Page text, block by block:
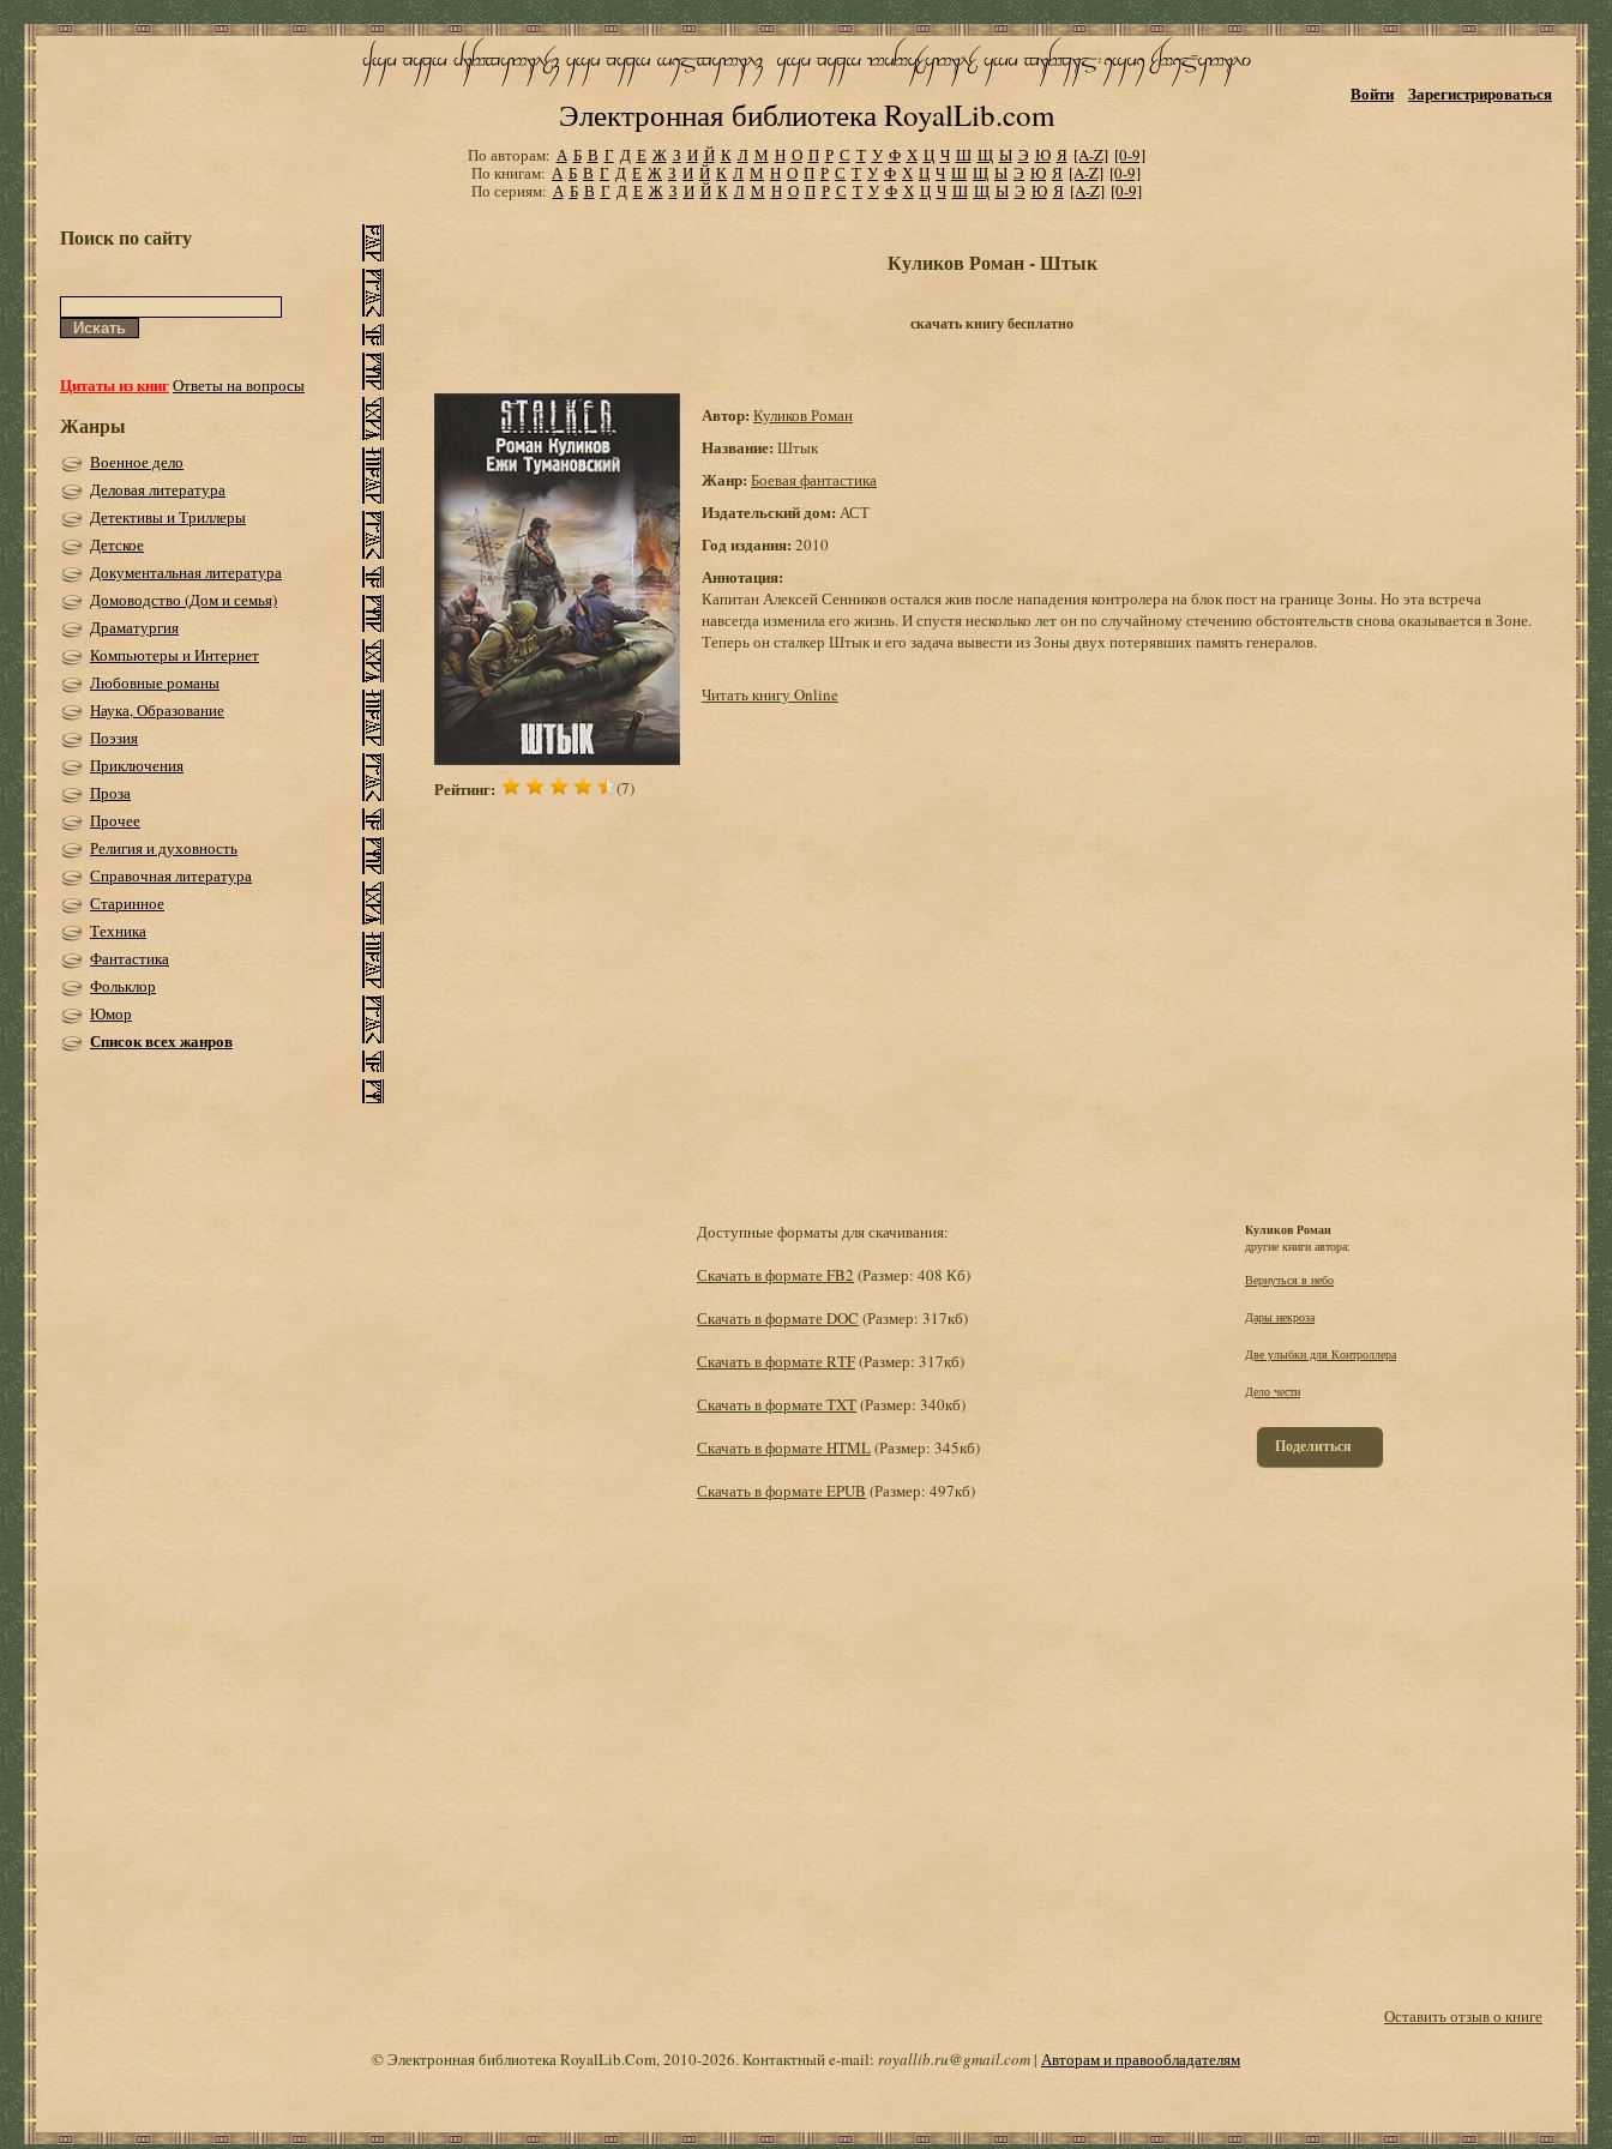
Электронная библиотека RoyalLib.com
Войти Зарегистрироваться
По авторам: А Б В Г Д Е Ж З И Й К Л М Н О П Р С Т У Ф Х Ц Ч Ш Щ Ы Э Ю Я [A-Z] [0-9]
По книгам: А Б В Г Д Е Ж З И Й К Л М Н О П Р С Т У Ф Х Ц Ч Ш Щ Ы Э Ю Я [A-Z] [0-9]
По сериям: А Б В Г Д Е Ж З И Й К Л М Н О П Р С Т У Ф Х Ц Ч Ш Щ Ы Э Ю Я [A-Z] [0-9]
Поиск по сайту
Цитаты из книгОтветы на вопросы
Жанры
Военное дело
Деловая литература
Детективы и Триллеры
Детское
Документальная литература
Домоводство (Дом и семья)
Драматургия
Компьютеры и Интернет
Любовные романы
Наука, Образование
Поэзия
Приключения
Проза
Прочее
Религия и духовность
Справочная литература
Старинное
Техника
Фантастика
Фольклор
Юмор
Список всех жанров
Куликов Роман - Штык
скачать книгу бесплатно
Рейтинг: (7)
Автор: Куликов Роман
Название: Штык
Жанр: Боевая фантастика
Издательский дом: АСТ
Год издания: 2010
Аннотация:
Капитан Алексей Сенников остался жив после нападения контролера на блок пост на границе Зоны. Но эта встреча
навсегда изменила его жизнь. И спустя несколько лет он по случайному стечению обстоятельств снова оказывается в Зоне.
Теперь он сталкер Штык и его задача вывести из Зоны двух потерявших память генералов.
Читать книгу Online
Доступные форматы для скачивания:
Скачать в формате FB2 (Размер: 408 Кб)
Скачать в формате DOC (Размер: 317кб)
Скачать в формате RTF(Размер: 317кб)
Скачать в формате TXT(Размер: 340кб)
Скачать в формате HTML(Размер: 345кб)
Скачать в формате EPUB (Размер: 497кб)
Куликов Роман
другие книги автора:
Вернуться в небо
Дары некроза
Две улыбки для Контроллера
Дело чести
Поделиться
Оставить отзыв о книге
© Электронная библиотека RoyalLib.Com, 2010-2026. Контактный e-mail: royallib.ru@gmail.com| Авторам и правообладателям